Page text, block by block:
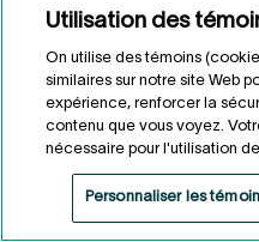
Renseignements personnels
Personnaliser les témoins
ENGLISH
Utilisation des
On utilise des témoins
similaires sur notre site Web
expérience, renforcer la
contenu que vous voyez.
nécessaire pour l'utilisation
Personnaliser les